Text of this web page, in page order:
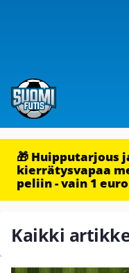
🎁 Huipputarjous
kierrätysvapaa
peliin - vain 1
Kaikki